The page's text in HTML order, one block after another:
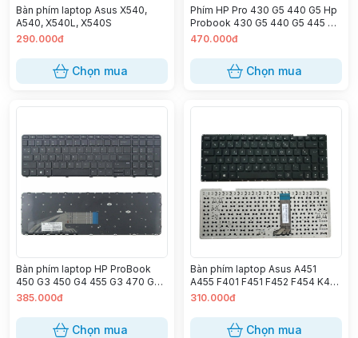
Bàn phím laptop Asus X540,
A540, X540L, X540S
290.000đ
Chọn mua
Phím HP Pro 430 G5 440 G5 Hp
Probook 430 G5 440 G5 445 G5
Probook 640 G4 645 G4 640 G5
470.000đ
Chọn mua
Bàn phím laptop HP ProBook
450 G3 450 G4 455 G3 470 G3
650 G2 650 G3 655 G2 655 G3
385.000đ
Chọn mua
Bàn phím laptop Asus A451
A455 F401 F451 F452 F454 K455
X451 X453 X454 X455 X456
310.000đ
Chọn mua